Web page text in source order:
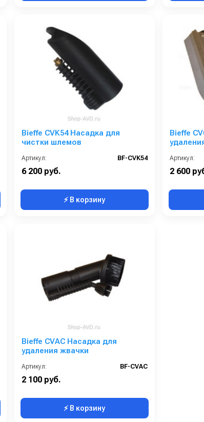
Bieffe CVK54 Насадка для
чистки шлемов
Артикул: BF-CVK54
6 200 руб.
⚡ В корзину
Bieffe
Артикул:
2 600
Bieffe CVAC Насадка для
удаления жвачки
Артикул: BF-CVAC
2 100 руб.
⚡ В корзину